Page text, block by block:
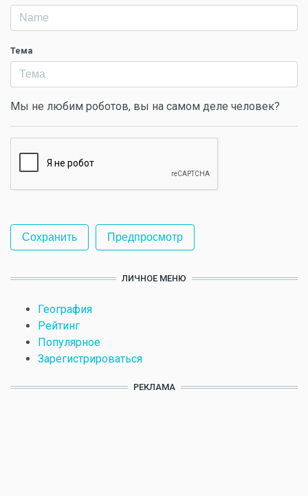
Тема
Мы не любим роботов, вы на самом деле человек?
ЛИЧНОЕ МЕНЮ
География
Рейтинг
Популярное
Зарегистрироваться
РЕКЛАМА